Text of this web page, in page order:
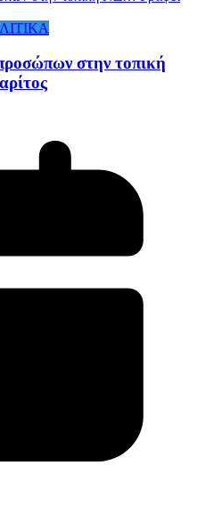
στην τοπική